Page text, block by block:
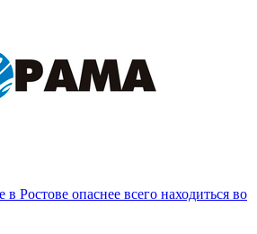
в Ростове опаснее всего находиться во